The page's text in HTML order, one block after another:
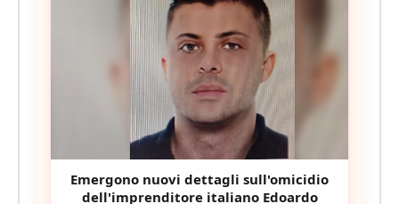
Emergono nuovi dettagli sull'omicidio
dell'imprenditore italiano Edoardo